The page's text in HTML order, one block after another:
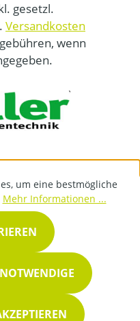
gesetzl.
Versandkosten
wenn
um eine bestmögliche
Mehr Informationen ...